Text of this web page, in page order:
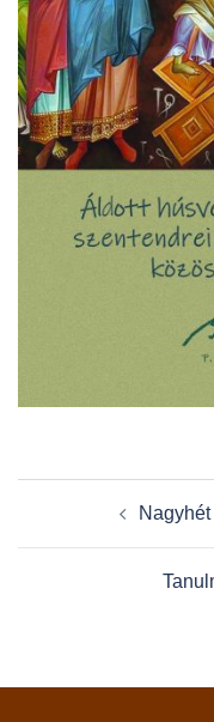
navigation